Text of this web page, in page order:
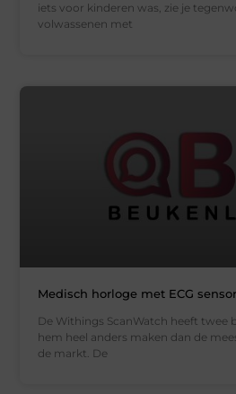
iets voor kinderen was, zie je
volwassenen met
Medisch horloge met ECG sensor
De Withings ScanWatch heeft twee
hem heel anders maken dan de
de markt. De